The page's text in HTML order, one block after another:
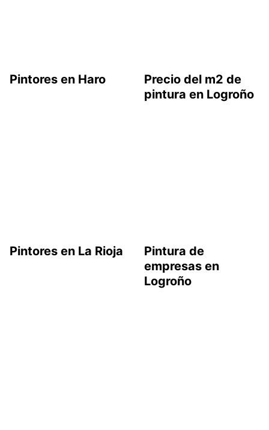
Pintores en Haro
Precio del m2 de
pintura en Logroño
Pintores en La Rioja
Pintura de
empresas en
Logroño